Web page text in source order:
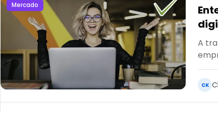
Mercado
A
os
CK